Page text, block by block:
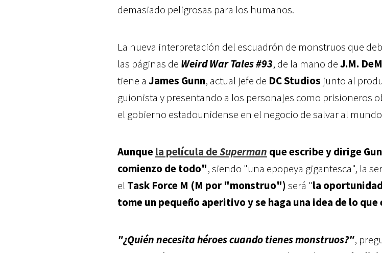
demasiado peligrosas para los humanos.
La nueva interpretación del escuadrón de monstruos que
las páginas de Weird War Tales #93, de la mano deJ.M.
tiene a James Gunn, actual jefe de DC Studios junto al
guionista y presentando a los personajes como prisioneros
el gobierno estadounidense en el negocio de salvar al
Aunquela película deSuperman que escribe y dirige
comienzo de todo", siendo "una epopeya gigantesca", la
el Task Force M (M por "monstruo")será "la
tome un pequeño aperitivo y se haga una idea de lo
"¿Quién necesita héroes cuando tienes monstruos?",